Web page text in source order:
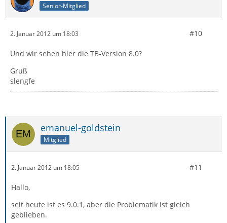
Senior-Mitglied
2. Januar 2012 um 18:03 #10
Und wir sehen hier die TB-Version 8.0?
Gruß
slengfe
emanuel-goldstein
Mitglied
2. Januar 2012 um 18:05 #11
Hallo,
seit heute ist es 9.0.1, aber die Problematik ist gleich
geblieben.